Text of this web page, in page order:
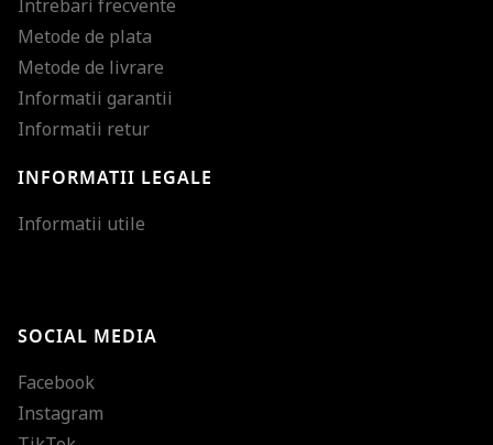
Intrebari frecvente
Metode de plata
Metode de livrare
Informatii garantii
Informatii retur
INFORMATII LEGALE
Informatii utile
SOCIAL MEDIA
Facebook
Instagram